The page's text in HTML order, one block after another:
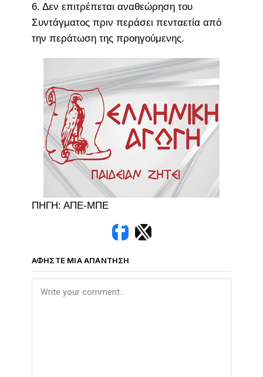
6. Δεν επιτρέπεται αναθεώρηση του
Συντάγματος πριν περάσει πενταετία από
την περάτωση της προηγούμενης.
ΠΗΓΗ: ΑΠΕ-ΜΠΕ
ΑΦΉΣΤΕ ΜΙΑ ΑΠΆΝΤΗΣΗ